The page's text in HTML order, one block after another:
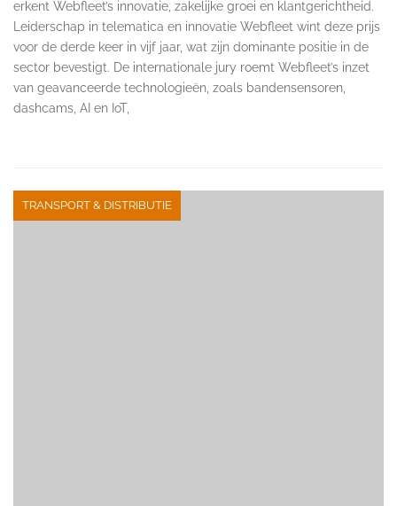
erkent Webfleet’s innovatie, zakelijke groei en klantgerichtheid.
Leiderschap in telematica en innovatie Webfleet wint deze prijs
voor de derde keer in vijf jaar, wat zijn dominante positie in de
sector bevestigt. De internationale jury roemt Webfleet’s inzet
van geavanceerde technologieën, zoals bandensensoren,
dashcams, AI en IoT,
TRANSPORT & DISTRIBUTIE